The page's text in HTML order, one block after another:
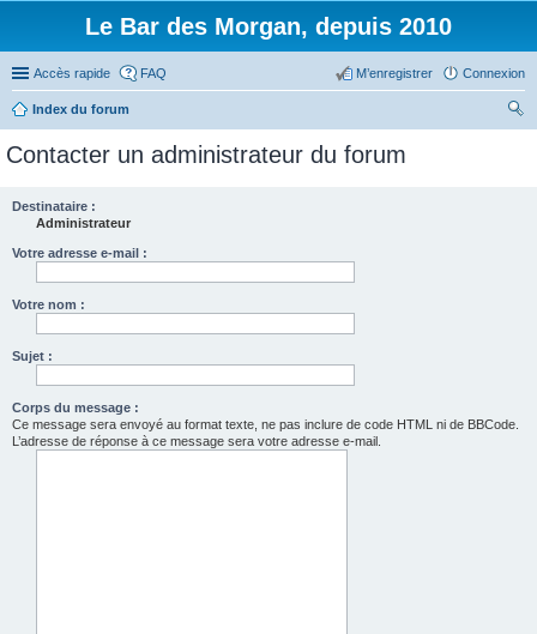
Le Bar des Morgan, depuis 2010
Accès rapide FAQ Connexion
M’enregistrer
Index du forum
Contacter un administrateur du forum
Destinataire :
Administrateur
Votre adresse e-mail :
Votre nom :
Sujet :
Corps du message :
Ce message sera envoyé au format texte, ne pas inclure de code HTML ni de BBCode.
L’adresse de réponse à ce message sera votre adresse e-mail.